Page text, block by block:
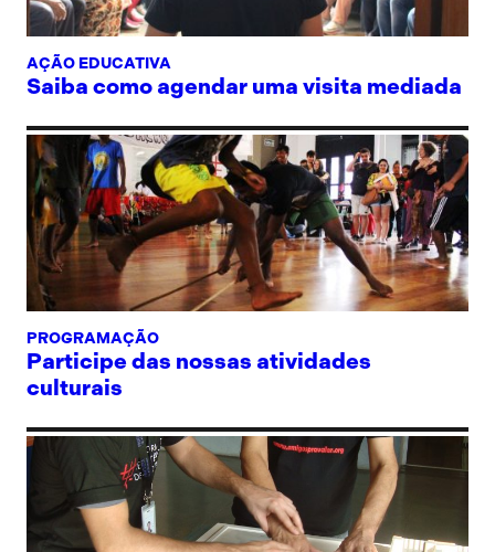
AÇÃO EDUCATIVA
Saiba como agendar uma visita mediada
PROGRAMAÇÃO
Participe das nossas atividades
culturais